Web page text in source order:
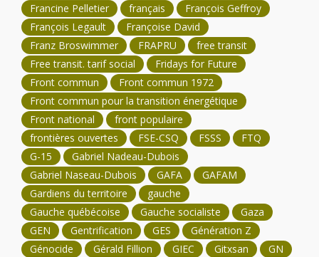
Francine Pelletier
français
François Geffroy
François Legault
Françoise David
Franz Broswimmer
FRAPRU
free transit
Free transit. tarif social
Fridays for Future
Front commun
Front commun 1972
Front commun pour la transition énergétique
Front national
front populaire
frontières ouvertes
FSE-CSQ FSSS
FTQ
G-15
Gabriel Nadeau-Dubois
Gabriel Naseau-Dubois
GAFA
GAFAM
Gardiens du territoire
gauche
Gauche québécoise
Gauche socialiste
Gaza
GEN
Gentrification GES
Génération Z
Génocide
Gérald Fillion GIEC Gitxsan
GN